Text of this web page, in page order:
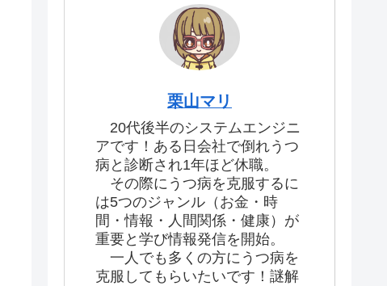
栗山マリ
20代後半のシステムエンジニ
アです！ある日会社で倒れうつ
病と診断され1年ほど休職。
その際にうつ病を克服するに
は5つのジャンル（お金・時
間・情報・人間関係・健康）が
重要と学び情報発信を開始。
一人でも多くの方にうつ病を
克服してもらいたいです！謎解